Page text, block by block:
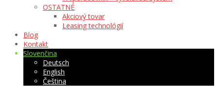
OSTATNÉ
Akciový tovar
Leasing technológií
Blog
Kontakt
Slovenčina
Deutsch
English
Čeština